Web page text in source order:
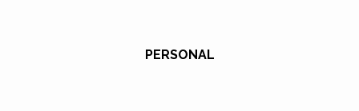
PERSONAL